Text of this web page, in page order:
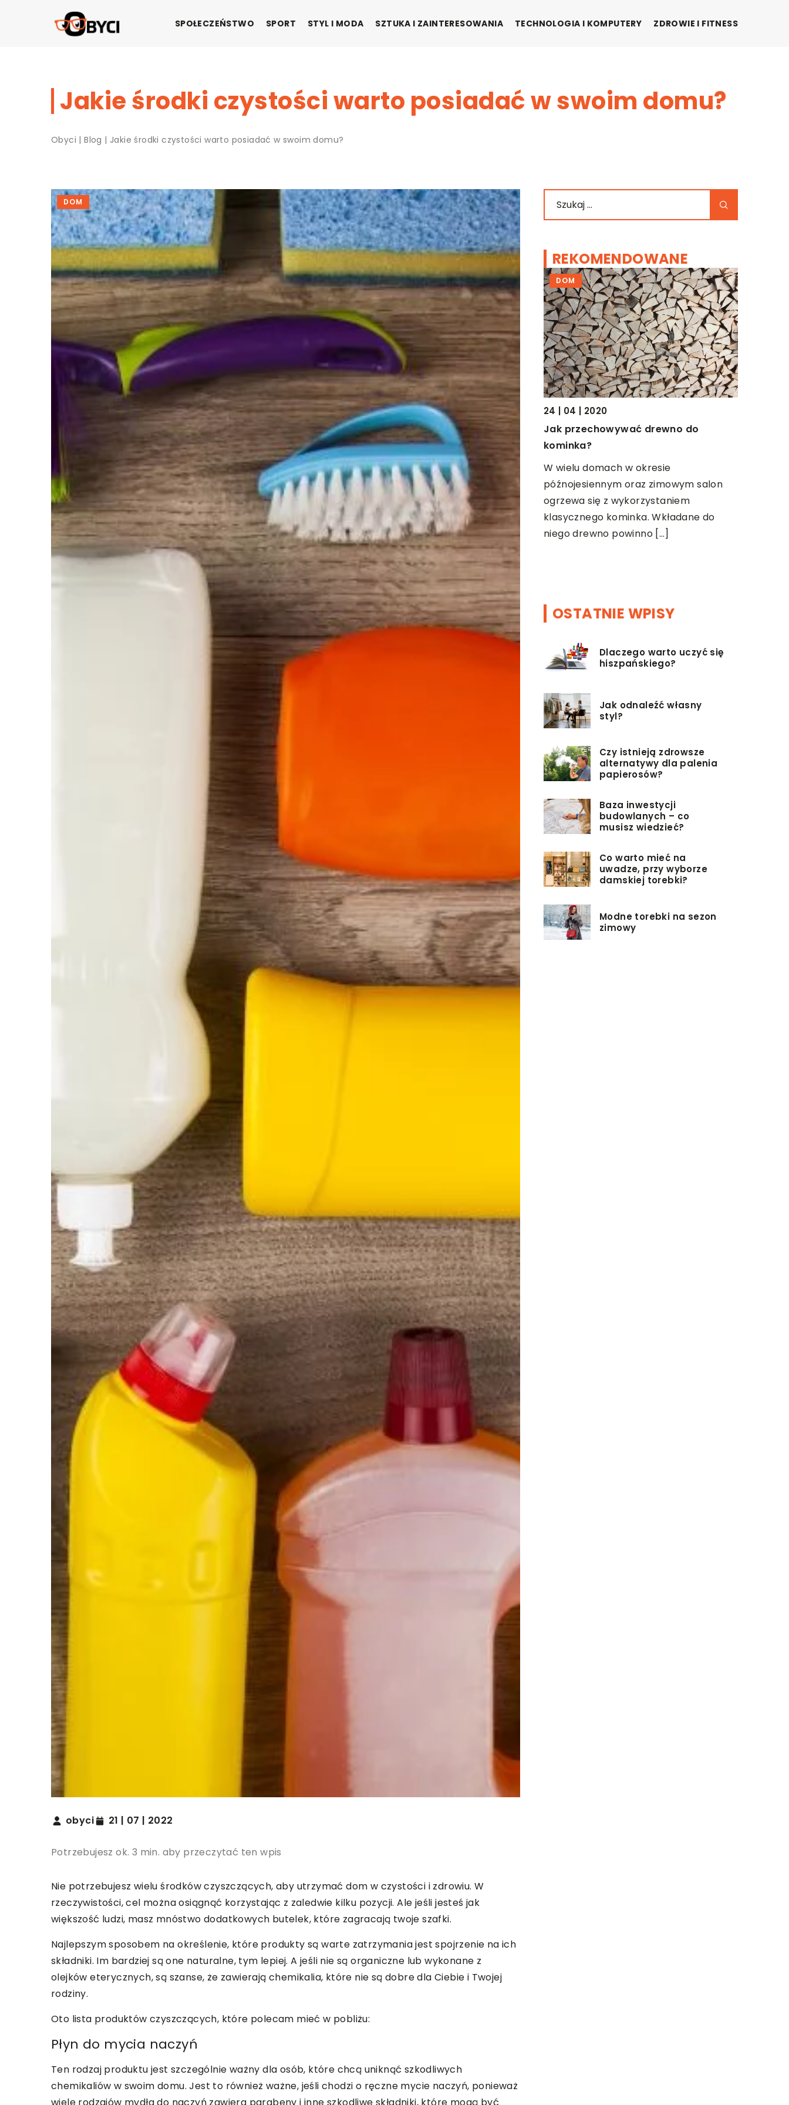
SPOŁECZEŃSTWO SPORT STYL I MODA SZTUKA I ZAINTERESOWANIA TECHNOLOGIA I KOMPUTERY ZDROWIE I FITNESS
Jakie środki czystości warto posiadać w swoim domu?
Obyci |Blog | Jakie środki czystości warto posiadać w swoim domu?
DOM
obyci 21 | 07 | 2022
Potrzebujesz ok. 3 min. aby przeczytać ten wpis
Nie potrzebujesz wielu środków czyszczących, aby utrzymać dom w czystości i zdrowiu. W
rzeczywistości, cel można osiągnąć korzystając z zaledwie kilku pozycji. Ale jeśli jesteś jak
większość ludzi, masz mnóstwo dodatkowych butelek, które zagracają twoje szafki.
Najlepszym sposobem na określenie, które produkty są warte zatrzymania jest spojrzenie na ich
składniki. Im bardziej są one naturalne, tym lepiej. A jeśli nie są organiczne lub wykonane z
olejków eterycznych, są szanse, że zawierają chemikalia, które nie są dobre dla Ciebie i Twojej
rodziny.
Oto lista produktów czyszczących, które polecam mieć w pobliżu:
Płyn do mycia naczyń
Ten rodzaj produktu jest szczególnie ważny dla osób, które chcą uniknąć szkodliwych
chemikaliów w swoim domu. Jest to również ważne, jeśli chodzi o ręczne mycie naczyń, ponieważ
REKOMENDOWANE
BEZ KATEGORII
11 | 05 | 2022
W jakiej sytuacji warto dochodzić
odszkodowań?
Warto ubiegać się o odszkodowanie w
sytuacji, gdy druga strona popełniła
błąd i wyrządziła Ci szkodę. Jeśli Twój
samochód został […]
ŻYCIE I CZŁOWIEK
20 | 11 | 2022
Przydatne akcesoria, które mogą
pomóc osobom niewidomym stać się
bardziej samodzielnymi.
Osoby niewidome są często
postrzegane jako zależne od innych,
niezdolne do zrobienia czegokolwiek
samodzielnie. Jednak dzięki
odpowiednim akcesoriom i szkoleniom,
[…]
DOM
24 | 04 | 2020
Jak przechowywać drewno do
kominka?
W wielu domach w okresie
późnojesiennym oraz zimowym salon
ogrzewa się z wykorzystaniem
klasycznego kominka. Wkładane do
niego drewno powinno […]
OSTATNIE WPISY
Dlaczego warto uczyć się
hiszpańskiego?
Jak odnaleźć własny
styl?
Czy istnieją zdrowsze
alternatywy dla palenia
papierosów?
Baza inwestycji
budowlanych – co
musisz wiedzieć?
Co warto mieć na
uwadze, przy wyborze
damskiej torebki?
Modne torebki na sezon
zimowy